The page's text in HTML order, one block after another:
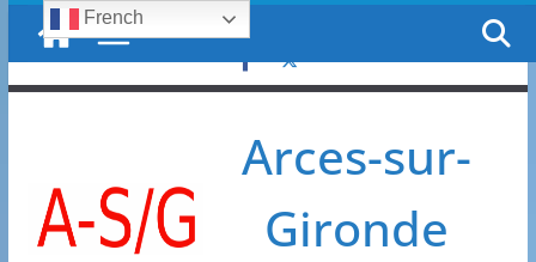
Passer
contenu
lundi, 10 août, 2026
Arces-sur-
Gironde
French